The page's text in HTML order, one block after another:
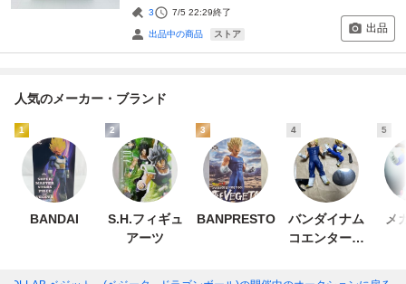
3 7/5 22:29終了
出品中の商品 ストア 出品
人気のメーカー・ブランド
1
BANDAI
2
S.H.フィギュ
アーツ
3
BANPRESTO
4
バンダイナム
コエンターテ
5
メ